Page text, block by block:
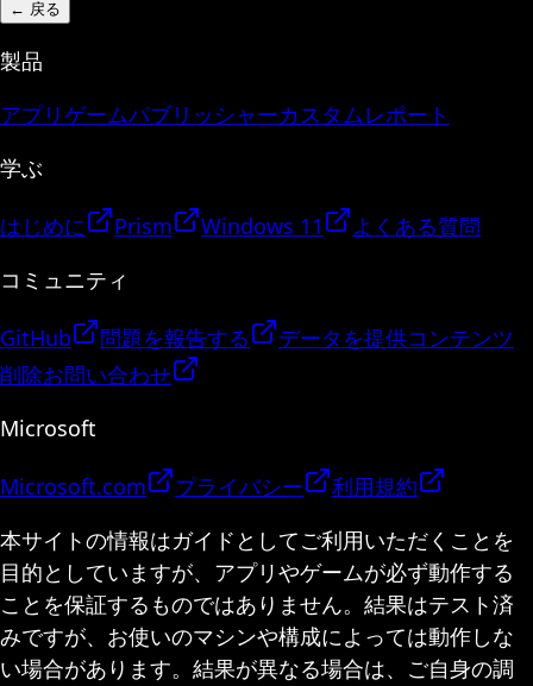
← 戻る
製品
アプリゲームパブリッシャーカスタムレポート
学ぶ
はじめに Prism Windows 11
よくある質問
コミュニティ
GitHub 問題を報告する データを提供コンテンツ
削除お問い合わせ
Microsoft
Microsoft.com プライバシー
利用規約
本サイトの情報はガイドとしてご利用いただくことを
目的としていますが、アプリやゲームが必ず動作する
ことを保証するものではありません。結果はテスト済
みですが、お使いのマシンや構成によっては動作しな
い場合があります。結果が異なる場合は、ご自身の調